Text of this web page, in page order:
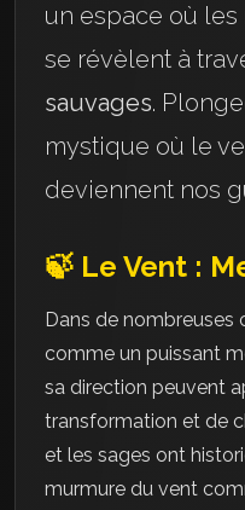
un espace où les
se révèlent à
sauvages.
mystique où le
deviennent nos
🍃 Le Vent :
Dans de nombreuses
comme un puissant
sa direction peuvent
transformation et de
et les sages ont
murmure du vent